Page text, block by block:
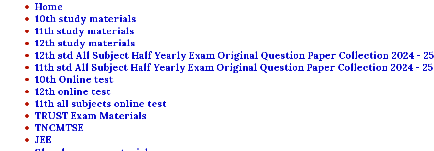
Home
10th study materials
11th study materials
12th study materials
12th std All Subject Half Yearly Exam Original Question Paper Collection 2024 - 25
11th std All Subject Half Yearly Exam Original Question Paper Collection 2024 - 25
10th Online test
12th online test
11th all subjects online test
TRUST Exam Materials
TNCMTSE
JEE